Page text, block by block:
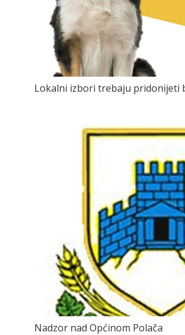
Lokalni izbori trebaju pridonijeti
Nadzor nad Općinom Polača